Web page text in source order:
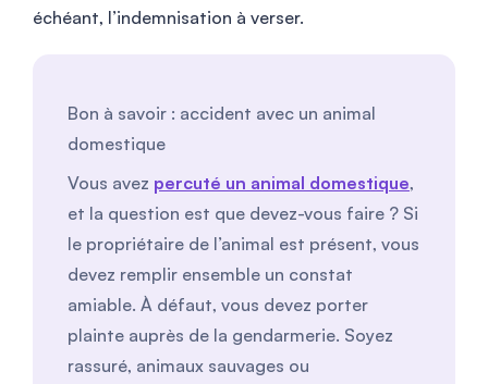
échéant, l’indemnisation à verser.
Bon à savoir : accident avec un animal
domestique
Vous avez percuté un animal domestique,
et la question est que devez-vous faire ? Si
le propriétaire de l’animal est présent, vous
devez remplir ensemble un constat
amiable. À défaut, vous devez porter
plainte auprès de la gendarmerie. Soyez
rassuré, animaux sauvages ou